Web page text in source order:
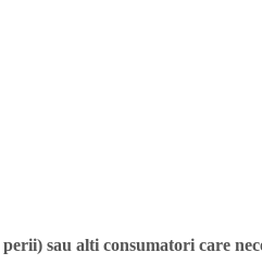
sau alti consumatori care